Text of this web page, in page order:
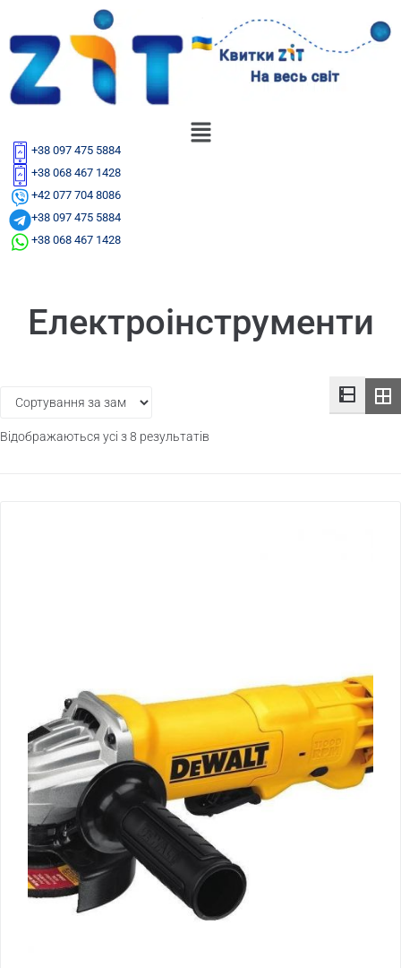
+38 097 475 5884
+38 068 467 1428
+42 077 704 8086
+38 097 475 5884
+38 068 467 1428
Електроінструменти
Відображаються усі з 8 результатів